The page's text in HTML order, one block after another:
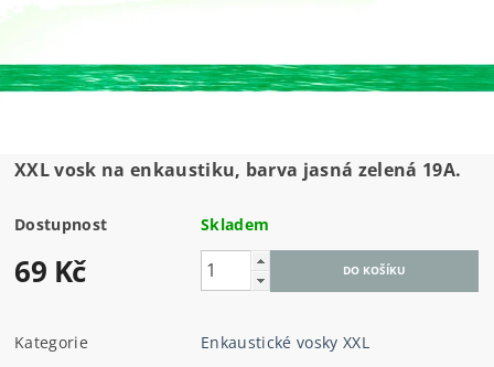
XXL vosk na enkaustiku, barva jasná zelená 19A.
Dostupnost Skladem
69 Kč
Kategorie
Enkaustické vosky XXL